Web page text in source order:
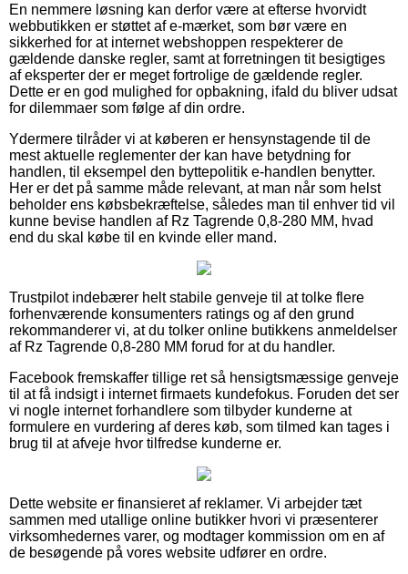
En nemmere løsning kan derfor være at efterse hvorvidt
webbutikken er støttet af e-mærket, som bør være en
sikkerhed for at internet webshoppen respekterer de
gældende danske regler, samt at forretningen tit besigtiges
af eksperter der er meget fortrolige de gældende regler.
Dette er en god mulighed for opbakning, ifald du bliver udsat
for dilemmaer som følge af din ordre.
Ydermere tilråder vi at køberen er hensynstagende til de
mest aktuelle reglementer der kan have betydning for
handlen, til eksempel den byttepolitik e-handlen benytter.
Her er det på samme måde relevant, at man når som helst
beholder ens købsbekræftelse, således man til enhver tid vil
kunne bevise handlen af Rz Tagrende 0,8-280 MM, hvad
end du skal købe til en kvinde eller mand.
Trustpilot indebærer helt stabile genveje til at tolke flere
forhenværende konsumenters ratings og af den grund
rekommanderer vi, at du tolker online butikkens anmeldelser
af Rz Tagrende 0,8-280 MM forud for at du handler.
Facebook fremskaffer tillige ret så hensigtsmæssige genveje
til at få indsigt i internet firmaets kundefokus. Foruden det ser
vi nogle internet forhandlere som tilbyder kunderne at
formulere en vurdering af deres køb, som tilmed kan tages i
brug til at afveje hvor tilfredse kunderne er.
Dette website er finansieret af reklamer. Vi arbejder tæt
sammen med utallige online butikker hvori vi præsenterer
virksomhedernes varer, og modtager kommission om en af
de besøgende på vores website udfører en ordre.